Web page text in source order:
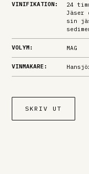
VINIFIKATION:
24
Jäser
sin
VOLYM: MAG
VINMAKARE:
SKRIV UT